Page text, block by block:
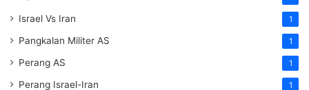
Israel Vs Iran 1
Pangkalan Militer AS 1
Perang AS 1
Perang Israel-Iran 1